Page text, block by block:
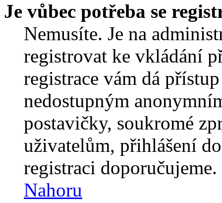
Je vůbec potřeba se
Nemusíte. Je na
registrovat ke vkládání
registrace vám dá
nedostupným
postavičky, soukromé
uživatelům, přihlášení
registraci
Nahoru